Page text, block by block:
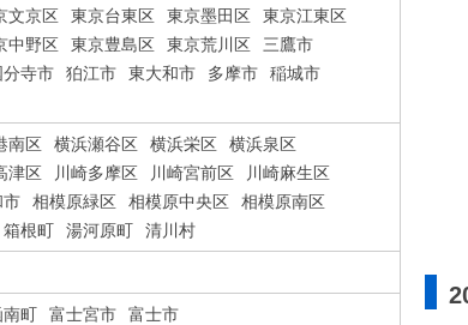
文京区 東京台東区 東京墨田区
東京江東区
中野区 東京豊島区 東京荒川区
三鷹市
分寺市 狛江市 東大和市 多摩市
稲城市
南区 横浜瀬谷区 横浜栄区
横浜泉区
津区 川崎多摩区 川崎宮前区
川崎麻生区
市 相模原緑区 相模原中央区
相模原南区
箱根町 湯河原町 清川村
南町 富士宮市 富士市